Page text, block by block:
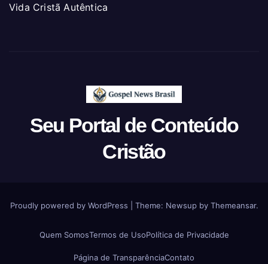
Vida Cristã Autêntica
Seu Portal de Conteúdo
Cristão
Proudly powered by WordPress Theme: Newsup by Themeansar.
Quem SomosTermos de UsoPolítica de Privacidade
Página de TransparênciaContato